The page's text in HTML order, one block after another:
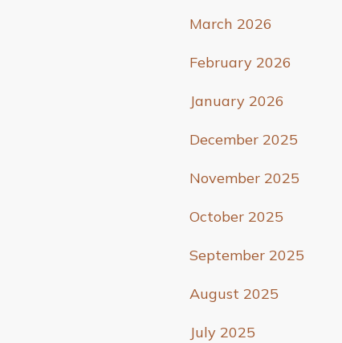
March 2026
February 2026
January 2026
December 2025
November 2025
October 2025
September 2025
August 2025
July 2025